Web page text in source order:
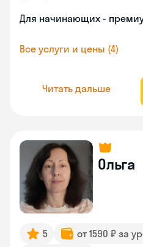
Для начинающих -
Все услуги и цены (4)
Читать дальше
Ольга
5 от 1590 ₽ за